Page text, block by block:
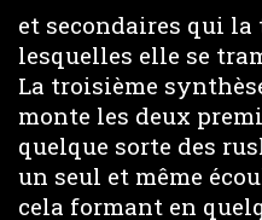
et secondaires qui
lesquelles elle se
La troisième
monte les deux
quelque sorte des
un seul et même
cela formant en